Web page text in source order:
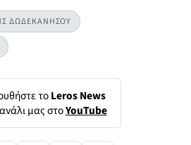
ΔΩΔΕΚΑΝΗΣΟΥ
τοLeros News
μας στοYouTube